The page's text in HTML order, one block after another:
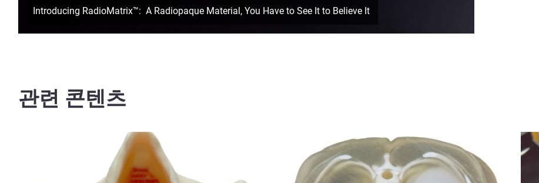
Introducing RadioMatrix™: A Radiopaque Material, You Have to See It to Believe It
관련 콘텐츠